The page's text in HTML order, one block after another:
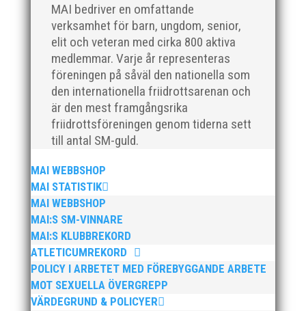
MAI bedriver en omfattande
verksamhet för barn, ungdom, senior,
elit och veteran med cirka 800 aktiva
medlemmar. Varje år representeras
föreningen på såväl den nationella som
den internationella friidrottsarenan och
är den mest framgångsrika
friidrottsföreningen genom tiderna sett
till antal SM-guld.
MAI WEBBSHOP
MAI STATISTIK
MAI WEBBSHOP
MAI:S SM-VINNARE
MAI:S KLUBBREKORD
ATLETICUMREKORD
POLICY I ARBETET MED FÖREBYGGANDE ARBETE
MOT SEXUELLA ÖVERGREPP
VÄRDEGRUND & POLICYER
Nu är hösten här och för oss MAI:re betyder det olika
saker beroende på var man befinner sig i
organisationen. Här kommer en liten sammanfattning
jag uppfattar läget i våra olika verksamhetsben.
BroloppetAtt...